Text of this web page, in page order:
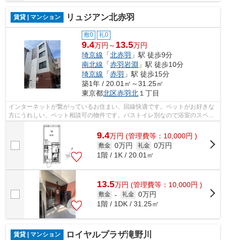
賃貸 | マンション リュジアン北赤羽
敷0 礼0
9.4万円～ 13.5万円
埼京線 「北赤羽 」駅 徒歩9分
南北線 「赤羽岩淵 」駅 徒歩10分
埼京線 「赤羽 」駅 徒歩15分
築1年 / 20.01㎡～31.25㎡
東京都北区赤羽北 １丁目
インターネットが繋がっているお住まい、回線快適です。ペットがお好きな
方にうれしい、ペット相談可の物件です。バストイレ別なので浴室のスペー
スを広く使えます。プライバシーを気...
9.4万円 (管理費等：10,000円 )
敷金 0万円 礼金 0万円
1階 / 1K / 20.01㎡
13.5万円 (管理費等：10,000円 )
敷金 - 礼金 0万円
1階 / 1DK / 31.25㎡
賃貸 | マンション ロイヤルプラザ滝野川